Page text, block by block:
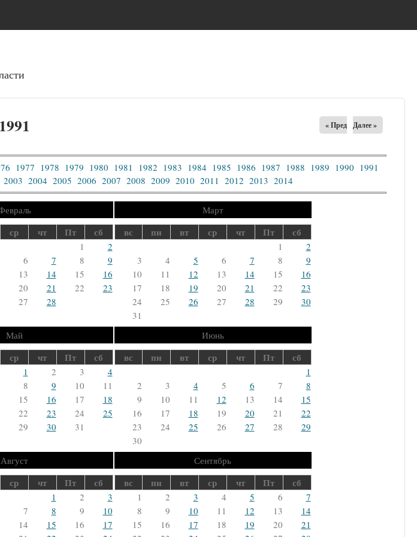
1991 « Пред Далее »
1977 1978 1979 1980 1981 1982 1983 1984 1985 1986 1987 1988 1989 1990 1991
2003 2004 2005 2006 2007 2008 2009 2010 2011 2012 2013 2014
ср чт Пт сб
1
2
6 7 8
9
13 14 15
16
20 21 22
23
27 28
Март
вс пн вт ср чт Пт сб
1
2
3
4 5 6 7 8
9
10
11 12 13 14 15
16
17
18 19 20 21 22
23
24
25 26 27 28 29
30
31
Май
ср чт Пт сб
1 2 3
4
8 9 10
11
15 16 17
18
22 23 24
25
29 30 31
Июнь
вс пн вт ср чт Пт сб
1
2
3 4 5 6 7
8
9
10 11 12 13 14
15
16
17 18 19 20 21
22
23
24 25 26 27 28
29
30
Август
ср чт Пт сб
1 2
3
7 8 9
10
14 15 16
17
Сентябрь
вс пн вт ср чт Пт сб
1 2 3 4 5 6
7
8
9 10 11 12 13
14
15
16 17 18 19 20
21